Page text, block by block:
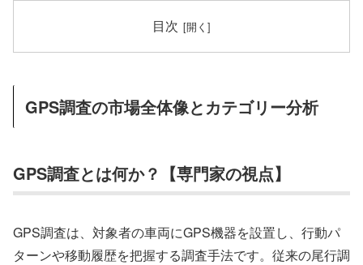
目次
GPS調査の市場全体像とカテゴリー分析
GPS調査とは何か？【専門家の視点】
GPS調査は、対象者の車両にGPS機器を設置し、行動パ
ターンや移動履歴を把握する調査手法です。従来の尾行調